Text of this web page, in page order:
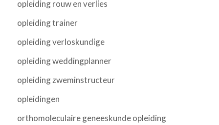
opleiding rouw en verlies
opleiding trainer
opleiding verloskundige
opleiding weddingplanner
opleiding zweminstructeur
opleidingen
orthomoleculaire geneeskunde opleiding